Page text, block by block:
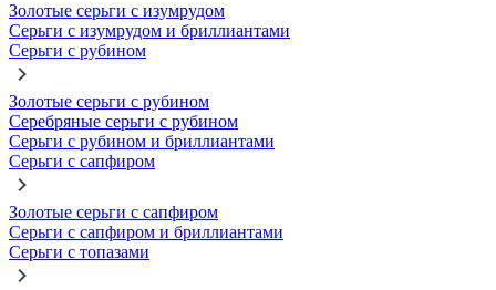
Золотые серьги с изумрудом
Серьги с изумрудом и бриллиантами
Серьги с рубином
Золотые серьги с рубином
Серебряные серьги с рубином
Серьги с рубином и бриллиантами
Серьги с сапфиром
Золотые серьги с сапфиром
Серьги с сапфиром и бриллиантами
Серьги с топазами